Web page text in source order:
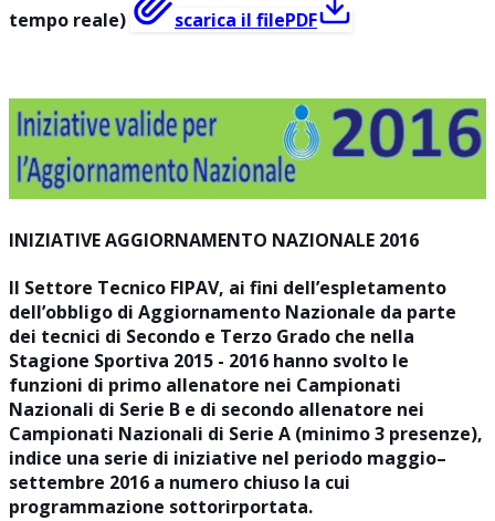
tempo reale) scarica il filePDF
INIZIATIVE AGGIORNAMENTO NAZIONALE 2016
Il Settore Tecnico FIPAV, ai fini dell’espletamento
dell’obbligo di Aggiornamento Nazionale da parte
dei tecnici di Secondo e Terzo Grado che nella
Stagione Sportiva 2015 - 2016 hanno svolto le
funzioni di primo allenatore nei Campionati
Nazionali di Serie B e di secondo allenatore nei
Campionati Nazionali di Serie A (minimo 3 presenze),
indice una serie di iniziative nel periodo maggio–
settembre 2016 a numero chiuso la cui
programmazione sottorirportata.